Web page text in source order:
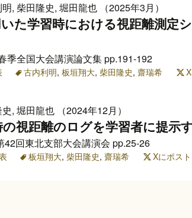
, 柴田隆史, 堀田龍也 （2025年3月）
た学習時における視距離測定
季全国大会講演論文集 pp.191-192
古内利明, 板垣翔大, 柴田隆史, 齋瑞希
, 堀田龍也 （2024年12月）
視距離のログを学習者に提示
42回東北支部大会講演会 pp.25-26
板垣翔大, 柴田隆史, 齋瑞希 Xにポスト